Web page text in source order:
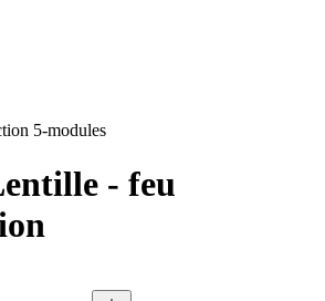
5-modules
- feu